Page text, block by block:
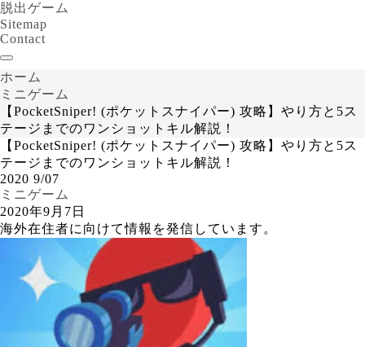
脱出ゲーム
Sitemap
Contact
ホーム
ミニゲーム
【PocketSniper! (ポケットスナイパー) 攻略】やり方と5ス
テージまでのワンショットキル解説！
【PocketSniper! (ポケットスナイパー) 攻略】やり方と5ス
テージまでのワンショットキル解説！
2020 9/07
ミニゲーム
2020年9月7日
海外在住者に向けて情報を発信しています。